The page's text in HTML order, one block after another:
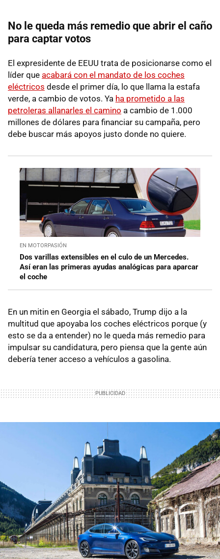
No le queda más remedio que abrir el caño
para captar votos
El expresidente de EEUU trata de posicionarse como el
líder que acabará con el mandato de los coches
eléctricos desde el primer día, lo que llama la estafa
verde, a cambio de votos. Ya ha prometido a las
petroleras allanarles el camino a cambio de 1.000
millones de dólares para financiar su campaña, pero
debe buscar más apoyos justo donde no quiere.
EN MOTORPASIÓN
Dos varillas extensibles en el culo de un Mercedes.
Así eran las primeras ayudas analógicas para aparcar
el coche
En un mitin en Georgia el sábado, Trump dijo a la
multitud que apoyaba los coches eléctricos porque (y
esto se da a entender) no le queda más remedio para
impulsar su candidatura, pero piensa que la gente aún
debería tener acceso a vehículos a gasolina.